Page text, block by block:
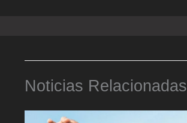
Noticias Relacionadas